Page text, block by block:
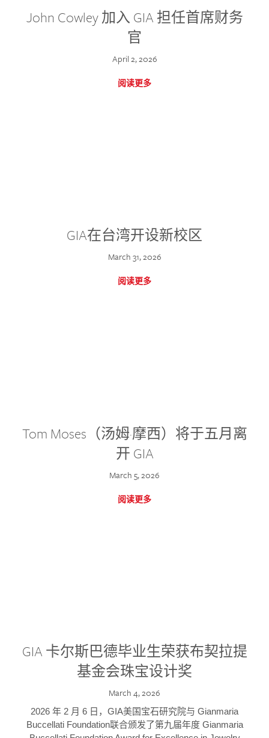
John Cowley 加入 GIA 担任首席财务
官
April 2, 2026
阅读更多
GIA在台湾开设新校区
March 31, 2026
阅读更多
Tom Moses（汤姆·摩西）将于五月离
开 GIA
March 5, 2026
阅读更多
GIA 卡尔斯巴德毕业生荣获布契拉提
基金会珠宝设计奖
March 4, 2026
2026 年 2 月 6 日，GIA美国宝石研究院与 Gianmaria
Buccellati Foundation联合颁发了第九届年度 Gianmaria